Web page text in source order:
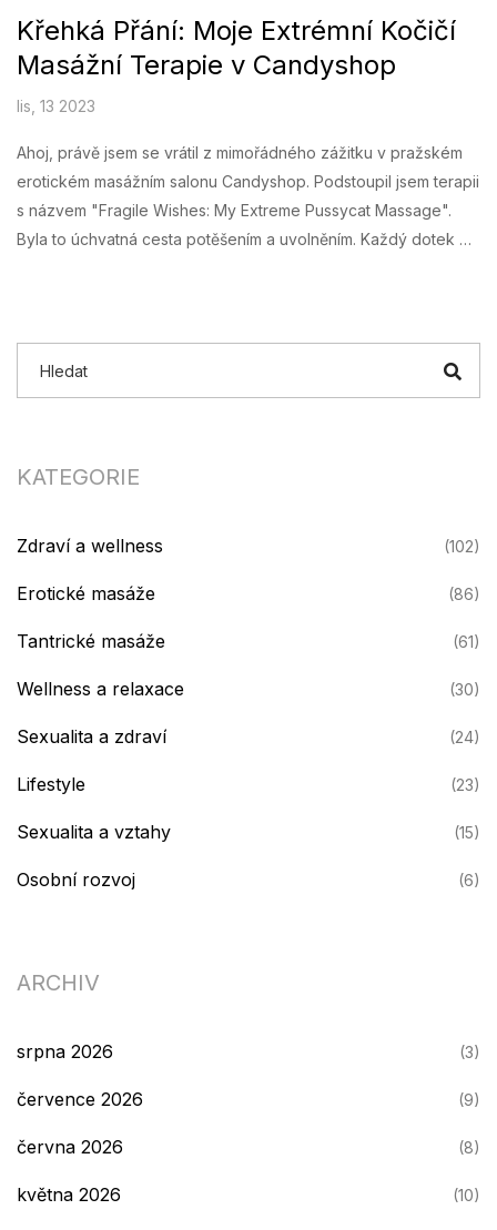
Křehká Přání: Moje Extrémní Kočičí
Masážní Terapie v Candyshop
lis, 13 2023
Ahoj, právě jsem se vrátil z mimořádného zážitku v pražském
erotickém masážním salonu Candyshop. Podstoupil jsem terapii
s názvem "Fragile Wishes: My Extreme Pussycat Massage".
Byla to úchvatná cesta potěšením a uvolněním. Každý dotek mi
KATEGORIE
Zdraví a wellness (102)
Erotické masáže (86)
Tantrické masáže (61)
Wellness a relaxace (30)
Sexualita a zdraví (24)
Lifestyle (23)
Sexualita a vztahy (15)
Osobní rozvoj (6)
ARCHIV
srpna 2026 (3)
července 2026 (9)
června 2026 (8)
května 2026 (10)